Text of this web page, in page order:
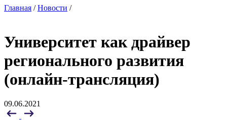
Главная /Новости /
Университет как драйвер
регионального развития
(онлайн-трансляция)
09.06.2021